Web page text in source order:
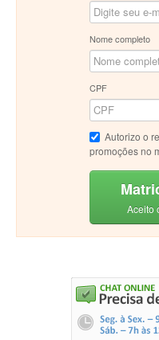
Nome completo
CPF
Autorizo o
promoções no
Aceito